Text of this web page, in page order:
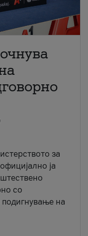
за
ја
со
подигнување на